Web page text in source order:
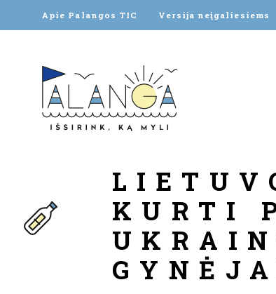
Apie Palangos TIC Versija neįgaliesiems
KURTI